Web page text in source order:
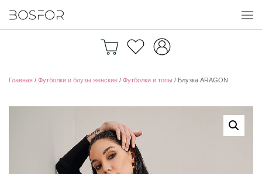
Перейти к содержимому
Главная / Футболки и блузы женские / Футболки и топы / Блузка ARAGON